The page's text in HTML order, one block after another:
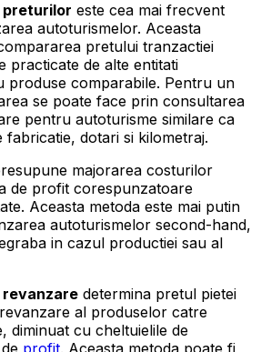
preturilor este cea mai frecvent
autoturismelor. Aceasta
pretului tranzactiei
practicate de alte entitati
produse comparabile. Pentru un
se poate face prin consultarea
pentru autoturisme similare ca
fabricatie, dotari si kilometraj.
majorarea costurilor
de profit corespunzatoare
Aceasta metoda este mai putin
autoturismelor second-hand,
in cazul productiei sau al
determina pretul pietei
al produselor catre
diminuat cu cheltuielile de